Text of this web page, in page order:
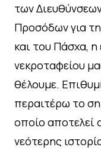
των
Προσόδων για
και του Πάσχα, η
νεκροταφείου
θέλουμε.
περαιτέρω το
οποίο
νεότερης